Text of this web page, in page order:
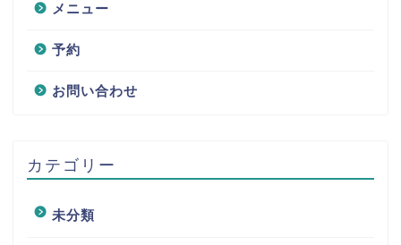
メニュー
予約
お問い合わせ
カテゴリー
未分類